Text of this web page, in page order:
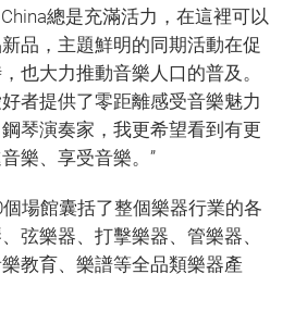
總是充滿活力，在這裡可以
品，主題鮮明的同期活動在促
也大力推動音樂人口的普及。
者提供了零距離感受音樂魅力
琴演奏家，我更希望看到有更
樂、享受音樂。”
場館囊括了整個樂器行業的各
弦樂器、打擊樂器、管樂器、
教育、樂譜等全品類樂器產